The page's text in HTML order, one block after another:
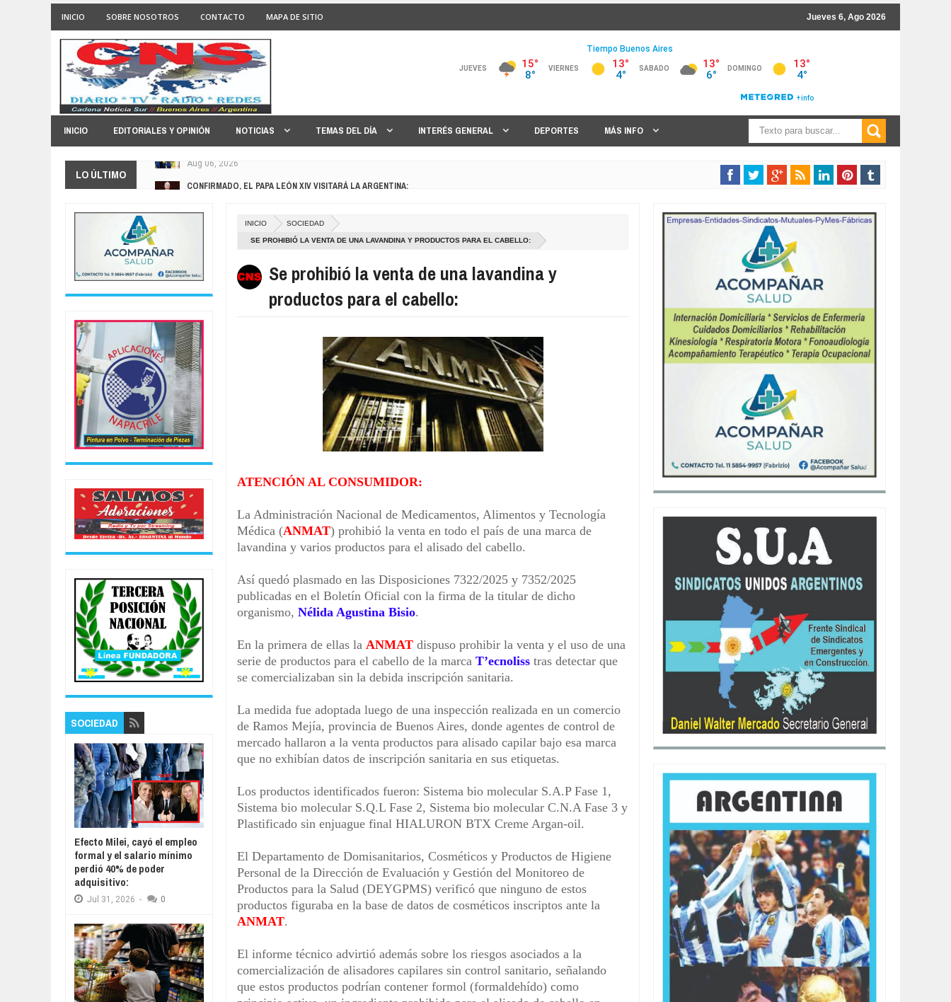
INICIO SOBRE NOSOTROS CONTACTO MAPA DE SITIO Jueves 6, Ago 2026
INICIO EDITORIALES Y OPINIÓN NOTICIAS TEMAS DEL DÍA INTERÉS GENERAL DEPORTES MÁS INFO
LO ÚLTIMO CONFIRMADO, EL PAPA LEÓN XIV VISITARÁ LA ARGENTINA:
Aug 05, 2026
Aug
EL GOBIERNO DIO MARCHA ATRÁS CON LA DESREGULACIÓN PARA LEVANTAR EL PARO EN LOS PUERTOS:
2026
FACUNDO MOYANO DECLARÓ ANTE EL FISCAL Y QUEDÓ EN LIBERTAD:
Aug 2026
MATÓ A SU NOVIO DE UNA PUÑALADA, ¿CÓMO SIGUE LA INVESTIGACIÓN?:
HAY PARO EN LOS PUERTOS DE TODO EL PAÍS CONTRA LA DESREGULACIÓN DE STURZENEGGER Y MILEI:
Aug
FACUNDO MOYANO QUEDÓ DETENIDO POR PRESUNTA AGRESIÓN A SU PAREJA:
Aug
RESUMEN DEL PARTIDO, CENTRAL CÓRDOBA LE GANÓ A SAN LORENZO:
Aug
RESUMEN DEL PARTIDO, VÉLEZ LE GANÓ A INDEPENDIENTE Y SIGUE CON PUNTAJE PERFECTO:
Aug
RESUMEN DEL PARTIDO, BOCA LE GANÓ A ESTUDIANTES:
Aug 2026
INICIO SOCIEDAD
SE PROHIBIÓ LA VENTA DE UNA LAVANDINA Y PRODUCTOS PARA EL CABELLO:
Se prohibió la venta de una lavandina y
productos para el cabello:
ATENCIÓN AL CONSUMIDOR:
La Administración Nacional de Medicamentos, Alimentos y Tecnología
Médica (ANMAT) prohibió la venta en todo el país de una marca de
lavandina y varios productos para el alisado del cabello.
Así quedó plasmado en las Disposiciones 7322/2025 y 7352/2025
publicadas en el Boletín Oficial con la firma de la titular de dicho
organismo,Nélida Agustina Bisio.
En la primera de ellas la ANMAT dispuso prohibir la venta y el uso de una
serie de productos para el cabello de la marcaT’ecnoliss tras detectar que
se comercializaban sin la debida inscripción sanitaria.
La medida fue adoptada luego de una inspección realizada en un comercio
de Ramos Mejía, provincia de Buenos Aires, donde agentes de control de
mercado hallaron a la venta productos para alisado capilar bajo esa marca
que no exhibían datos de inscripción sanitaria en sus etiquetas.
Los productos identificados fueron: Sistema bio molecular S.A.P Fase 1,
Sistema bio molecular S.Q.L Fase 2, Sistema bio molecular C.N.A Fase 3 y
Plastificado sin enjuague final HIALURON BTX Creme Argan-oil.
El Departamento de Domisanitarios, Cosméticos y Productos de Higiene
Personal de la Dirección de Evaluación y Gestión del Monitoreo de
Productos para la Salud (DEYGPMS) verificó que ninguno de estos
productos figuraba en la base de datos de cosméticos inscriptos ante la
ANMAT.
El informe técnico advirtió además sobre los riesgos asociados a la
comercialización de alisadores capilares sin control sanitario, señalando
que estos productos podrían contener formol (formaldehído) como
SOCIEDAD
Efecto Milei, cayó el empleo
formal y el salario mínimo
perdió 40% de poder
adquisitivo:
Jul 31, 2026 - 0